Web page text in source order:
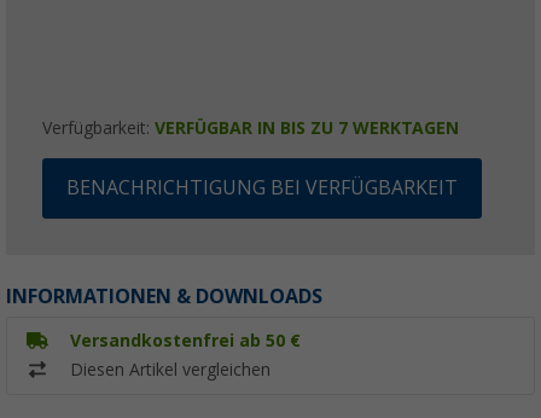
Verfügbarkeit: VERFÜGBAR IN BIS ZU 7 WERKTAGEN
BENACHRICHTIGUNG BEI VERFÜGBARKEIT
INFORMATIONEN & DOWNLOADS
Versandkostenfrei ab 50 €
Diesen Artikel vergleichen